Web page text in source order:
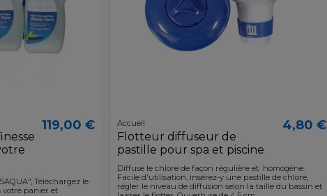
119,00 €
Téléchargez le
votre panier et
Accueil
Flotteur diffuseur de
pastille pour spa et piscine
4,80 €
Diffuse le chlore de façon régulière et homogène.
Facile d'utilisation, insérez-y une pastille de chlore,
régler le niveau de diffusion selon la taille du bassin et